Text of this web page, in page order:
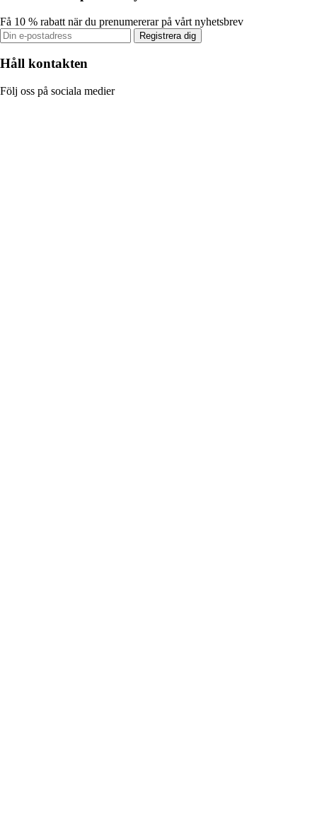
Få 10 % rabatt när du prenumererar på vårt nyhetsbrev
Registrera dig
Håll kontakten
Följ oss på sociala medier